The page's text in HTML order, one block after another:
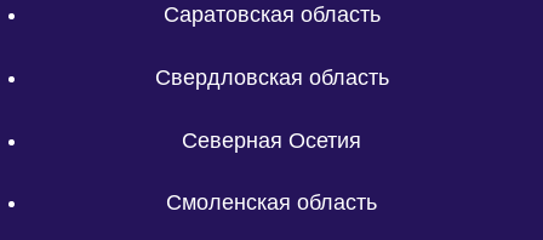
Саратовская область
Свердловская область
Северная Осетия
Смоленская область